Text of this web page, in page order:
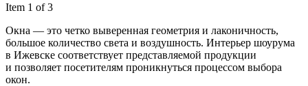
Item 1 of 3
Окна — это четко выверенная геометрия и лаконичность,
большое количество света и воздушность. Интерьер шоурума
в Ижевске соответствует представляемой продукции
и позволяет посетителям проникнуться процессом выбора
окон.